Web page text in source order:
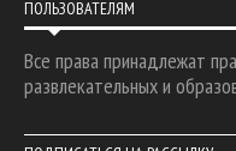
ПОЛЬЗОВАТЕЛЯМ
Все права принадлежат
развлекательных и